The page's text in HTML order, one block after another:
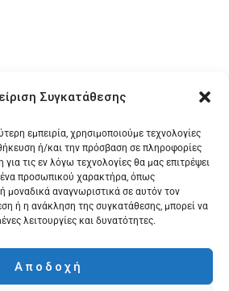
Συγκατάθεσης
εμπειρία, χρησιμοποιούμε τεχνολογίες
ή/και την πρόσβαση σε πληροφορίες
τις εν λόγω τεχνολογίες θα μας επιτρέψει
προσωπικού χαρακτήρα, όπως
μοναδικά αναγνωριστικά σε αυτόν τον
ή η ανάκληση της συγκατάθεσης, μπορεί να
λειτουργίες και δυνατότητες.
Αποδοχή
Ελληνικά
English